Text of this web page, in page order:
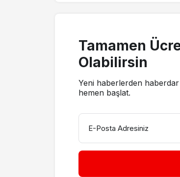
Tamamen
Olabilirsin
Yeni haberlerden
hemen başlat.
E-Posta Adresiniz